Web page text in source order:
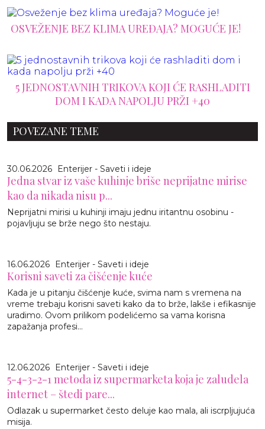
OSVEŽENJE BEZ KLIMA UREĐAJA? MOGUĆE JE!
5 JEDNOSTAVNIH TRIKOVA KOJI ĆE RASHLADITI
DOM I KADA NAPOLJU PRŽI +40
POVEZANE TEME
30.06.2026 Enterijer - Saveti i ideje
Jedna stvar iz vaše kuhinje briše neprijatne mirise
kao da nikada nisu p...
Neprijatni mirisi u kuhinji imaju jednu iritantnu osobinu -
pojavljuju se brže nego što nestaju.
16.06.2026 Enterijer - Saveti i ideje
Korisni saveti za čišćenje kuće
Kada je u pitanju čišćenje kuće, svima nam s vremena na
vreme trebaju korisni saveti kako da to brže, lakše i efikasnije
uradimo. Ovom prilikom podelićemo sa vama korisna
zapažanja profesi...
12.06.2026 Enterijer - Saveti i ideje
5-4-3-2-1 metoda iz supermarketa koja je zaludela
internet – štedi pare...
Odlazak u supermarket često deluje kao mala, ali iscrpljujuća
misija.